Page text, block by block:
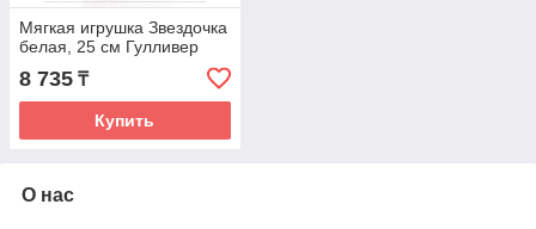
Мягкая игрушка Звездочка
белая, 25 см Гулливер
8 735 ₸
Купить
О нас